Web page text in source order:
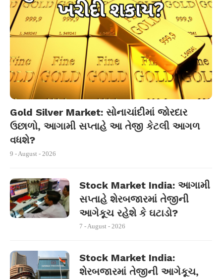
Gold Silver Market: સોનાચાંદીમાં જોરદાર
ઉછાળો, આગામી સપ્તાહે આ તેજી કેટલી આગળ
વધશે?
9 - August - 2026
Stock Market India: આગામી
સપ્તાહે શેરબજારમાં તેજીની
આગેકૂચ રહેશે કે ઘટાડો?
7 - August - 2026
Stock Market India:
શેરબજારમાં તેજીની આગેકૂચ,